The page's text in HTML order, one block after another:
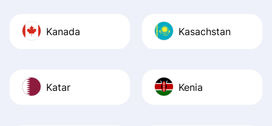
Kanada Kasachstan
Katar Kenia